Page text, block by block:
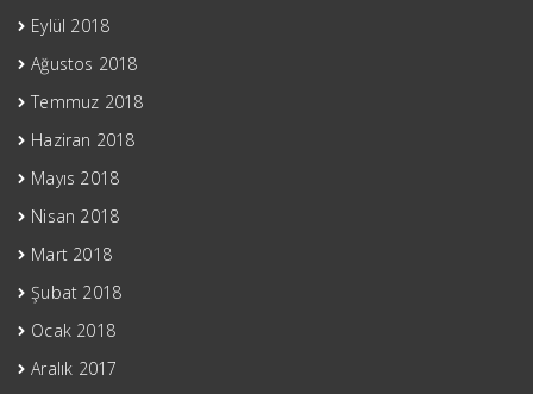
Eylül 2018
Ağustos 2018
Temmuz 2018
Haziran 2018
Mayıs 2018
Nisan 2018
Mart 2018
Şubat 2018
Ocak 2018
Aralık 2017